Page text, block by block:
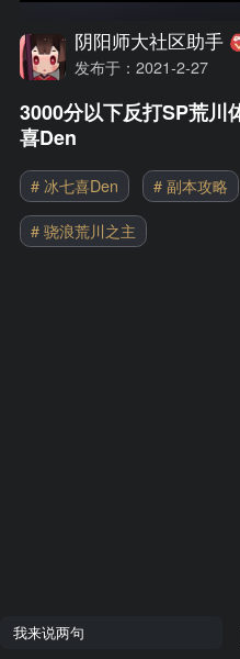
阴阳师大社区助手
发布于：2021-2-27
3000分以下反打SP荒川
喜Den
# 冰七喜Den # 副本攻略
# 骁浪荒川之主
我来说两句